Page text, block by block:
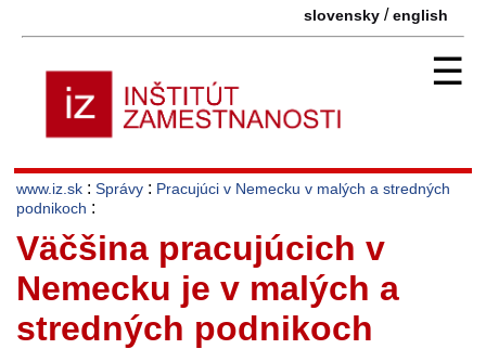
slovensky /english
☰
www.iz.sk : Správy : Pracujúci v Nemecku v malých a stredných
podnikoch :
Väčšina pracujúcich v
Nemecku je v malých a
stredných podnikoch